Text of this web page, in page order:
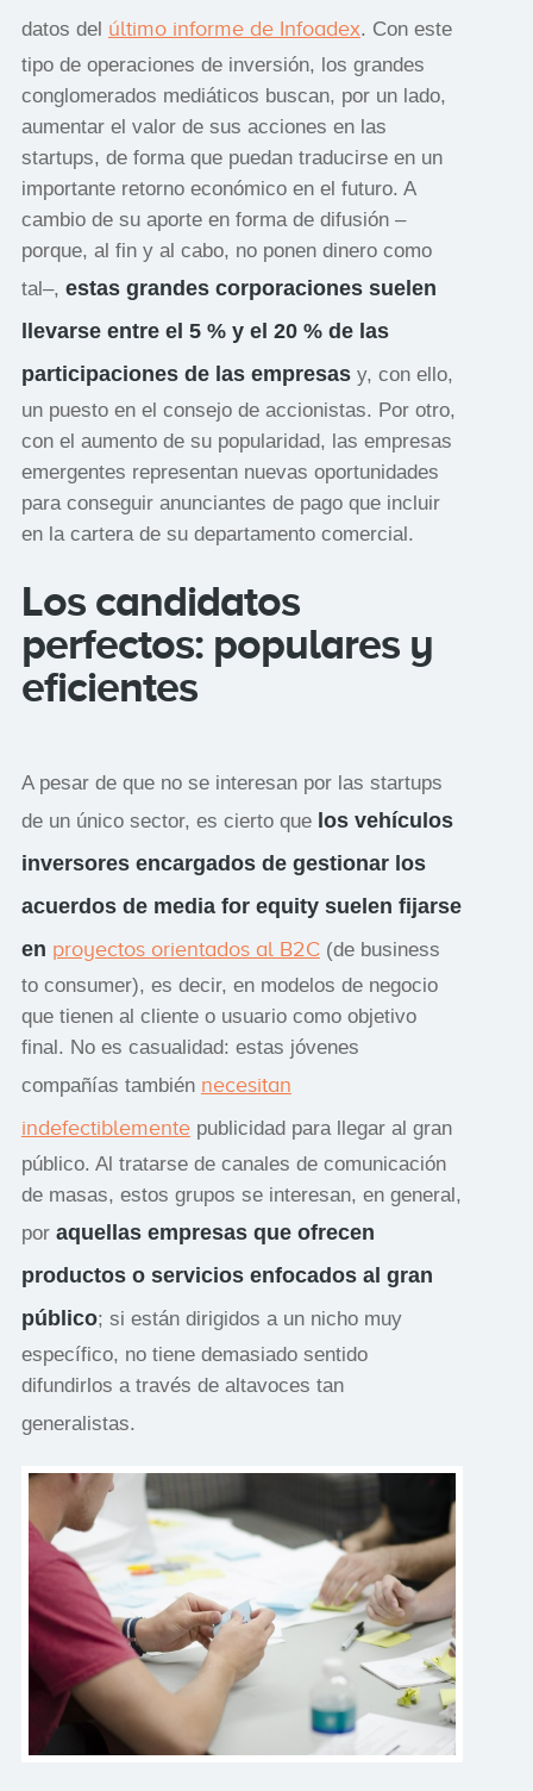
datos del último informe de Infoadex. Con este
tipo de operaciones de inversión, los grandes
conglomerados mediáticos buscan, por un lado,
aumentar el valor de sus acciones en las
startups, de forma que puedan traducirse en un
importante retorno económico en el futuro. A
cambio de su aporte en forma de difusión –
porque, al fin y al cabo, no ponen dinero como
tal–, estas grandes corporaciones suelen
llevarse entre el 5 % y el 20 % de las
participaciones de las empresasy, con ello,
un puesto en el consejo de accionistas. Por otro,
con el aumento de su popularidad, las empresas
emergentes representan nuevas oportunidades
para conseguir anunciantes de pago que incluir
en la cartera de su departamento comercial.
Los candidatos
perfectos: populares y
eficientes
A pesar de que no se interesan por las startups
de un único sector, es cierto que los vehículos
inversores encargados de gestionar los
acuerdos de media for equity suelen fijarse
en proyectos orientados al B2C (de business
to consumer), es decir, en modelos de negocio
que tienen al cliente o usuario como objetivo
final. No es casualidad: estas jóvenes
compañías también necesitan
indefectiblementepublicidad para llegar al gran
público. Al tratarse de canales de comunicación
de masas, estos grupos se interesan, en general,
por aquellas empresas que ofrecen
productos o servicios enfocados al gran
público; si están dirigidos a un nicho muy
específico, no tiene demasiado sentido
difundirlos a través de altavoces tan
generalistas.